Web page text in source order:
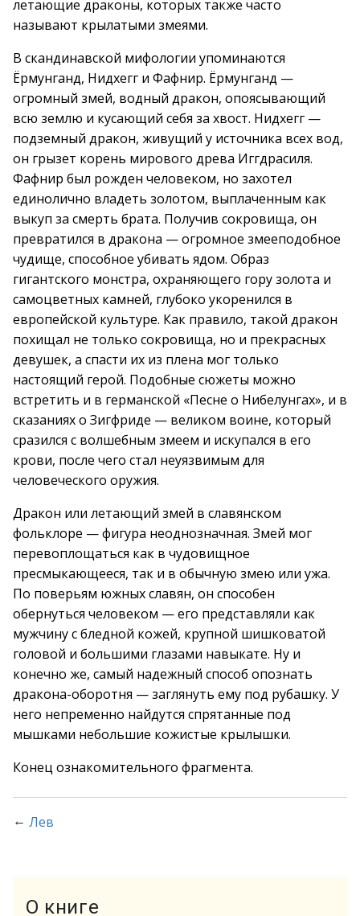
летающие драконы, которых также часто
называют крылатыми змеями.
В скандинавской мифологии упоминаются
Ёрмунганд, Нидхегг и Фафнир. Ёрмунганд —
огромный змей, водный дракон, опоясывающий
всю землю и кусающий себя за хвост. Нидхегг —
подземный дракон, живущий у источника всех вод,
он грызет корень мирового древа Иггдрасиля.
Фафнир был рожден человеком, но захотел
единолично владеть золотом, выплаченным как
выкуп за смерть брата. Получив сокровища, он
превратился в дракона — огромное змееподобное
чудище, способное убивать ядом. Образ
гигантского монстра, охраняющего гору золота и
самоцветных камней, глубоко укоренился в
европейской культуре. Как правило, такой дракон
похищал не только сокровища, но и прекрасных
девушек, а спасти их из плена мог только
настоящий герой. Подобные сюжеты можно
встретить и в германской «Песне о Нибелунгах», и в
сказаниях о Зигфриде — великом воине, который
сразился с волшебным змеем и искупался в его
крови, после чего стал неуязвимым для
человеческого оружия.
Дракон или летающий змей в славянском
фольклоре — фигура неоднозначная. Змей мог
перевоплощаться как в чудовищное
пресмыкающееся, так и в обычную змею или ужа.
По поверьям южных славян, он способен
обернуться человеком — его представляли как
мужчину с бледной кожей, крупной шишковатой
головой и большими глазами навыкате. Ну и
конечно же, самый надежный способ опознать
дракона-оборотня — заглянуть ему под рубашку. У
него непременно найдутся спрятанные под
мышками небольшие кожистые крылышки.
Конец ознакомительного фрагмента.
← Лев
О книге